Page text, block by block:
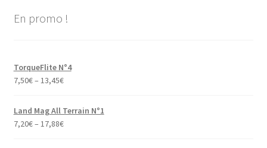
En promo !
TorqueFlite N°4
7,50€– 13,45€
Land Mag All Terrain N°1
7,20€– 17,88€